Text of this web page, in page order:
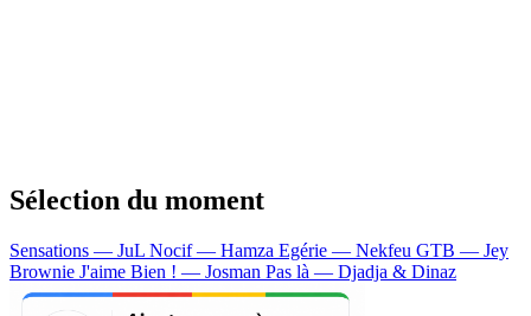
Sélection du moment
Sensations — JuL Nocif — Hamza Egérie — Nekfeu GTB — Jey
Brownie J'aime Bien ! — Josman Pas là — Djadja & Dinaz